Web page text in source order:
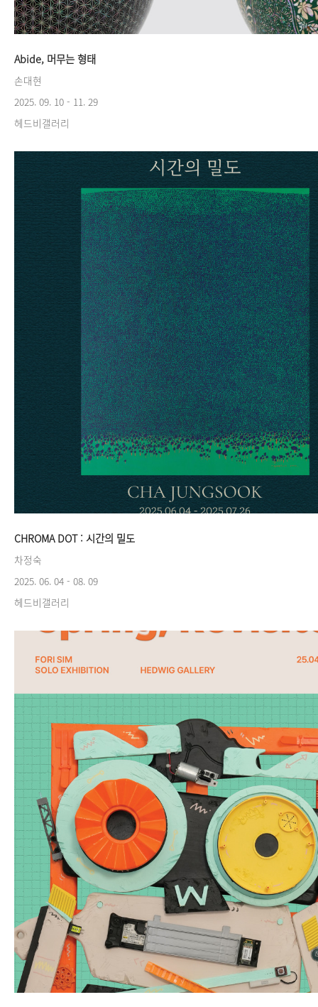
Abide, 머무는 형태
손대현
2025. 09. 10 - 11. 29
헤드비갤러리
CHROMA DOT : 시간의 밀도
차정숙
2025. 06. 04 - 08. 09
헤드비갤러리